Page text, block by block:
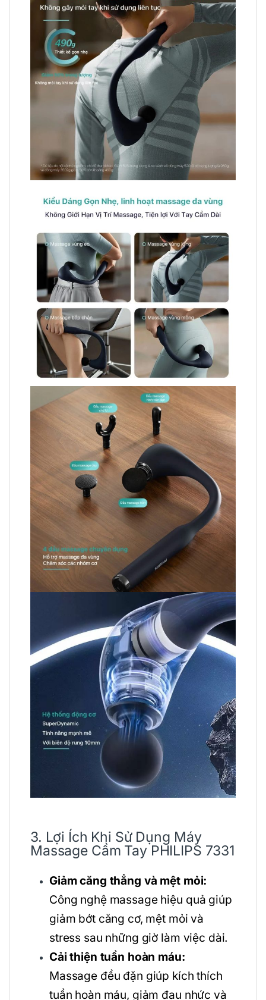
3. Lợi Ích Khi Sử Dụng Máy
Massage Cầm Tay PHILIPS 7331
Giảm căng thẳng và mệt mỏi:
Công nghệ massage hiệu quả giúp
giảm bớt căng cơ, mệt mỏi và
stress sau những giờ làm việc dài.
Cải thiện tuần hoàn máu:
Massage đều đặn giúp kích thích
tuần hoàn máu, giảm đau nhức và